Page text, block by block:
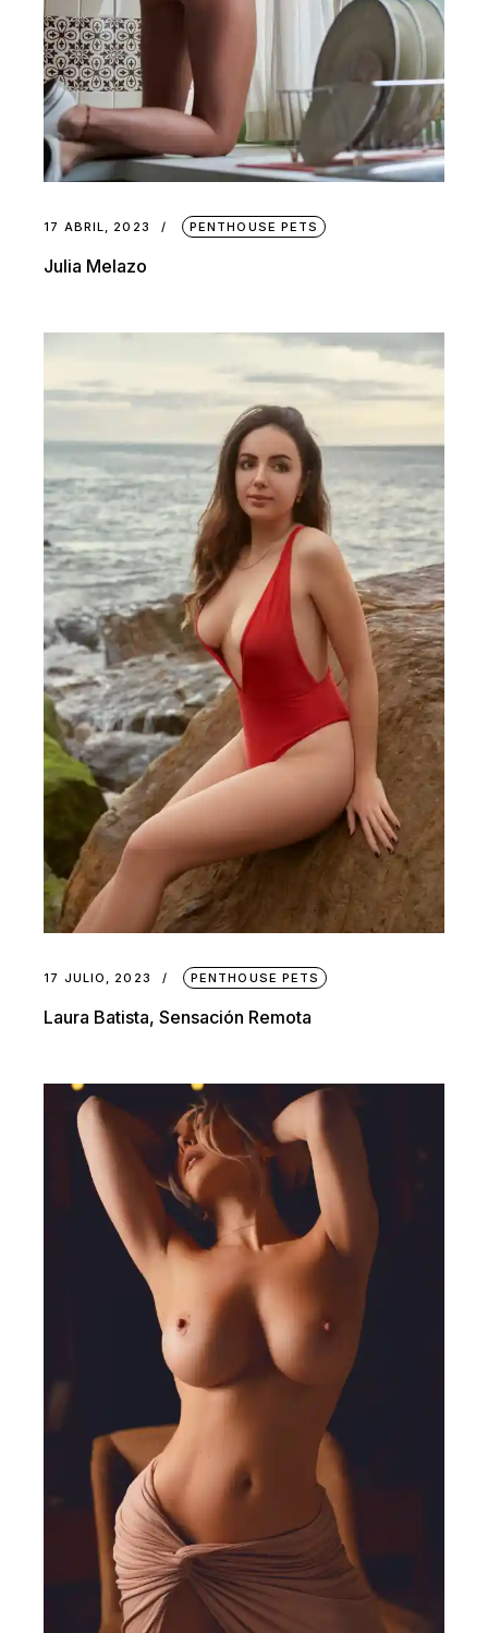
17 ABRIL, 2023 PENTHOUSE PETS
Julia Melazo
17 JULIO, 2023 PENTHOUSE PETS
Laura Batista, Sensación Remota